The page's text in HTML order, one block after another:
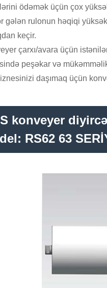
ödəmək üçün çox
gələn rulonun həqiqi
keçir.
çarxı/avara üçün
peşəkar və
daşımaq üçün
konveyer
RS62 63